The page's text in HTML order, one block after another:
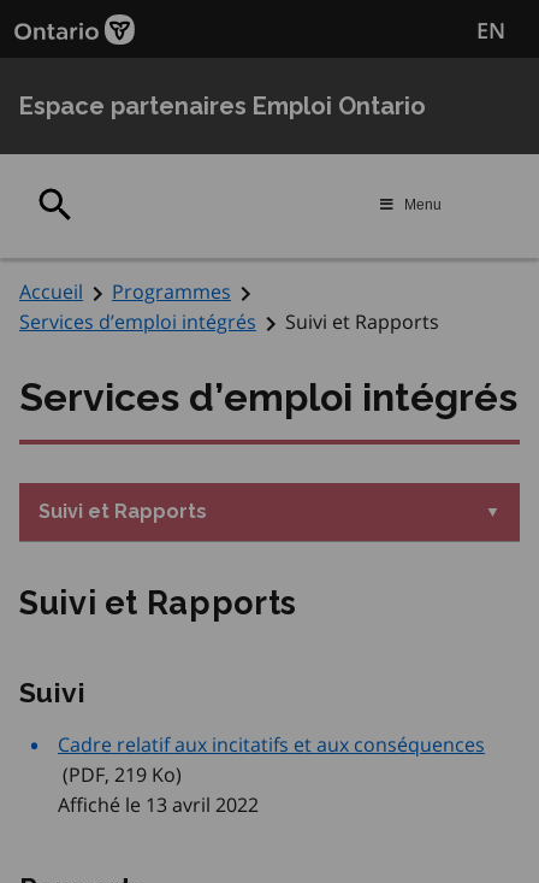
au
principal
au
EN
Espace partenaires Emploi Ontario
Menu
Accueil
Programmes
Services d’emploi intégrés
Suivi et Rapports
Services d’emploi intégrés
Suivi et Rapports
Suivi et Rapports
Suivi
Cadre relatif aux incitatifs et aux conséquences
(PDF, 219 Ko)
Affiché le 13 avril 2022